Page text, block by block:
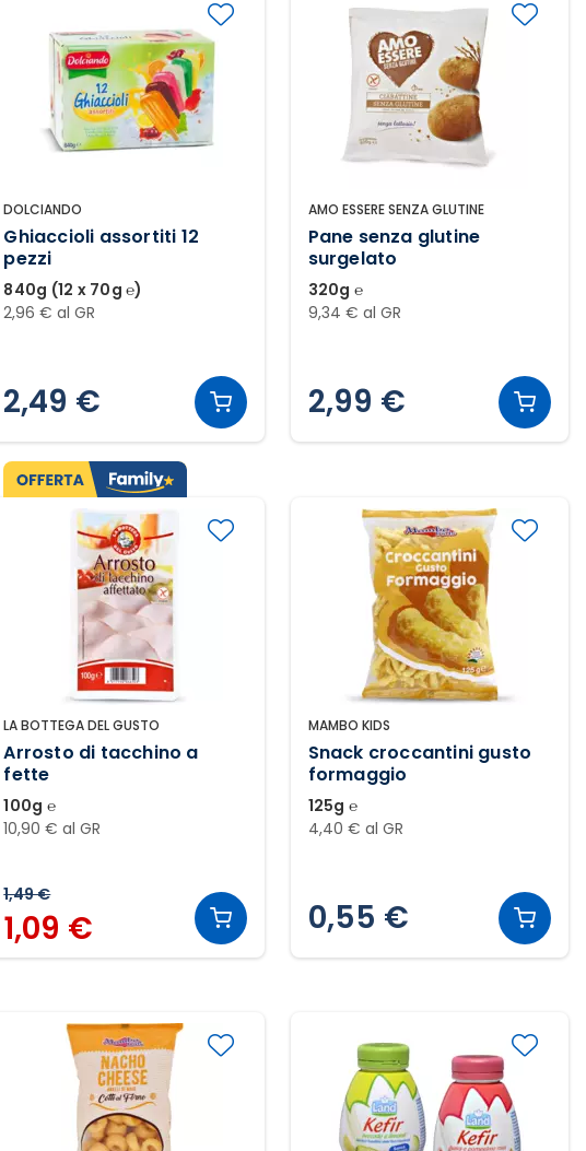
DOLCIANDO
Ghiaccioli assortiti 12
pezzi
840g (12 x 70g ℮)
2,96 € al GR
2,49 €
AMO ESSERE SENZA GLUTINE
Pane senza glutine
surgelato
320g ℮
9,34 € al GR
2,99 €
LA BOTTEGA DEL GUSTO
Arrosto di tacchino a
fette
100g ℮
10,90 € al GR
1,49 €
1,09 €
MAMBO KIDS
Snack croccantini gusto
formaggio
125g ℮
4,40 € al GR
0,55 €